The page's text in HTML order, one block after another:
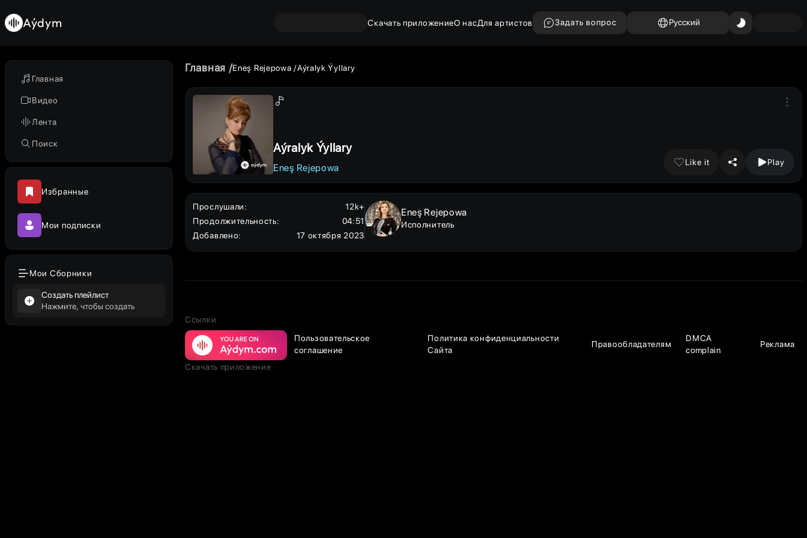
Главная
Видео
Лента
Поиск
Избранные
Мои подписки
Мои Сборники
Создать плейлист
Нажмите, чтобы создать
Aýdym Скачать приложениеО насДля артистов Задать вопрос Русский
Главная Eneş Rejepowa Aýralyk Ýyllary
Aýralyk Ýyllary
Eneş Rejepowa
Like it Play
Прослушали:
12k+
Продолжительность:
04:51
Добавлено: 17 октября 2023
Eneş Rejepowa
Исполнитель
Ссылки
Пользовательское
соглашение
Политика конфиденциальности
Сайта
Правообладателям
DMCA
complain
Реклама
Скачать приложение